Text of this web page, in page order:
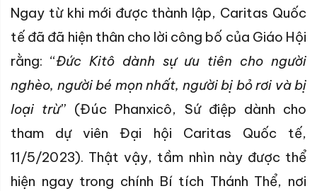
Ngay từ khi mới được thành lập, Caritas Quốc
tế đã đã hiện thân cho lời công bố của Giáo Hội
rằng: “Đức Kitô dành sự ưu tiên cho người
nghèo, người bé mọn nhất, người bị bỏ rơi và bị
loại trừ” (Đúc Phanxicô, Sứ điệp dành cho
tham dự viên Đại hội Caritas Quốc tế,
11/5/2023). Thật vậy, tầm nhìn này được thể
hiện ngay trong chính Bí tích Thánh Thể, nơi